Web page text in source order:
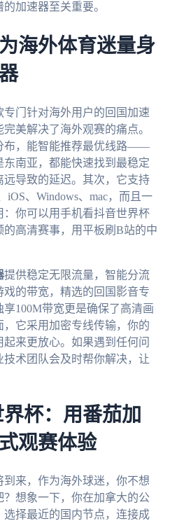
加速器至关重要。
海外体育迷量身
专门针对海外用户的回国加速
美解决了海外观赛的痛点。
布，能智能推荐最优线路——
南亚，都能快速找到最稳定
导致的延迟。其次，它支持
iOS、Windows、mac，而且一
：你可以用手机看抖音世界杯
高清赛事，用平板刷B站的中
提供稳定无限流量，智能分流
的带宽，精选的回国影音专
100M带宽更是确保了高清画
它采用加密专线传输，你的
来更放心。如果遇到任何问
术团队会及时帮你解决，让
杯：用番茄加
观赛体验
到来，作为海外球迷，你不想
想象一下，你在加拿大的公
选择最近的国内节点，连接成